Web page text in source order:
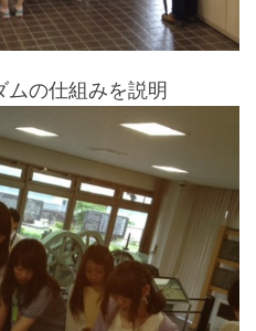
ムの仕組みを説明